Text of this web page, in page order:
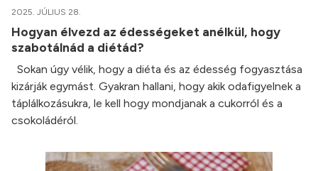
2025. JÚLIUS 28.
Hogyan élvezd az édességeket anélkül, hogy
szabotálnád a diétád?
Sokan úgy vélik, hogy a diéta és az édesség fogyasztása
kizárják egymást. Gyakran hallani, hogy akik odafigyelnek a
táplálkozásukra, le kell hogy mondjanak a cukorról és a
csokoládéról.